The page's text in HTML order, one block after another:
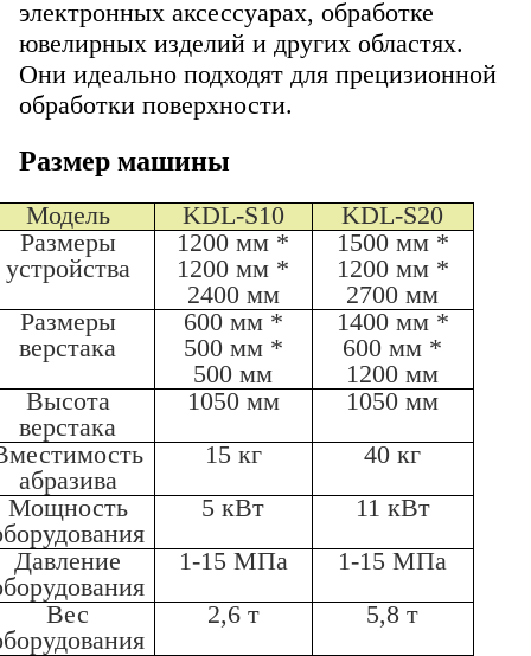
электронных аксессуарах, обработке
ювелирных изделий и других областях.
Они идеально подходят для прецизионной
обработки поверхности.
Размер машины
Модель KDL-S10
KDL-S20
Размеры
устройства
1200 мм *
1200 мм *
2400 мм
1500 мм *
1200 мм *
2700 мм
Размеры
верстака
600 мм *
500 мм *
500 мм
1400 мм *
600 мм *
1200 мм
Высота
верстака
1050 мм
1050 мм
абразива
15 кг
40 кг
Мощность
5 кВт
11 кВт
Давление
1-15 МПа
1-15 МПа
Вес
2,6 т 5,8 т